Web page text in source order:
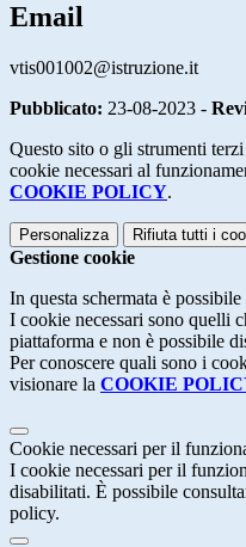
Email
vtis001002@istruzione.it
Pubblicato: 23-08-2023 -
Questo sito o gli strumenti
cookie necessari al
COOKIE POLICY.
Personalizza Rifiuta tutti i
Gestione cookie
In questa schermata è
I cookie necessari sono quelli
piattaforma e non è possibile
Per conoscere quali sono i
visionare la COOKIE
Cookie necessari per il
I cookie necessari per il
disabilitati. È possibile
policy.